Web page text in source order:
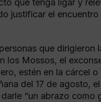
que tenga ligar y
justificar el
que dirigieron
los Mossos, el
estén en la cárcel
del 17 de agosto,
“un abrazo como